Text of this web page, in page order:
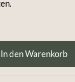
In den Warenkorb